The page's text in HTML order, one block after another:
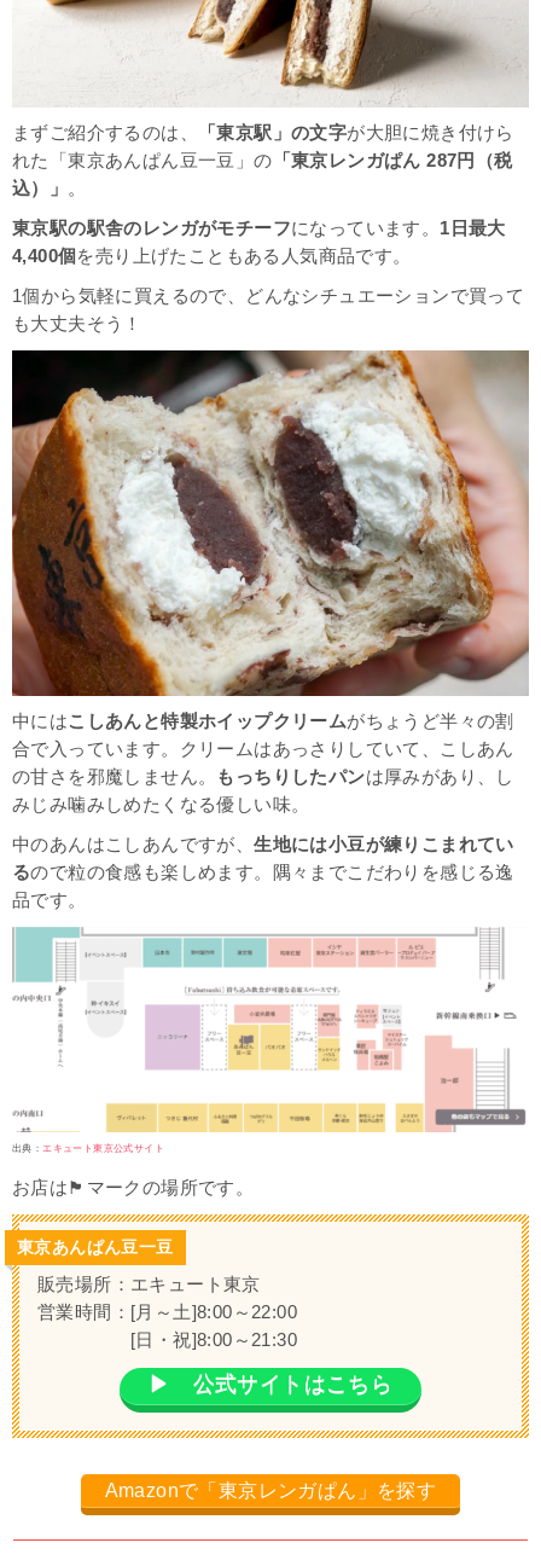
まずご紹介するのは、 「東京駅」の文字が大胆に焼き付けら
れた「東京あんぱん豆一豆」の 「東京レンガぱん 287円（税
込）」
。
東京駅の駅舎のレンガがモチーフになっています。 1 日最大
4,400個 を売り上げたこともある人気商品です。
1個から気軽に買えるので、どんなシチュエーションで買って
も大丈夫そう！
中にはこしあんと特製ホイップクリームがちょうど半々の割
合で入っています。クリームはあっさりしていて、こしあん
の甘さを邪魔しません。
もっちりしたパンは厚みがあり、し
みじみ噛みしめたくなる優しい味。
中のあんはこしあんですが、生地には小豆が練りこまれてい
るので粒の食感も楽しめます。隅々までこだわりを感じる逸
品です。
出典：エキュート東京公式サイト
お店は🏴マークの場所です。
東京あんぱん豆一豆
販売場所：エキュート東京
営業時間：[月～土]8:00～22:00
[日・祝]8:00～21:30
▶ 公式サイトはこちら
Amazonで「東京レンガぱん」を探す